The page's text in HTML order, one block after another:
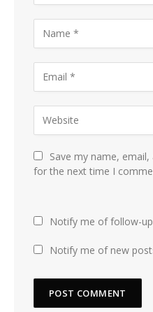
Save my name,
for the next time I
Notify me of follow-
Notify me of new